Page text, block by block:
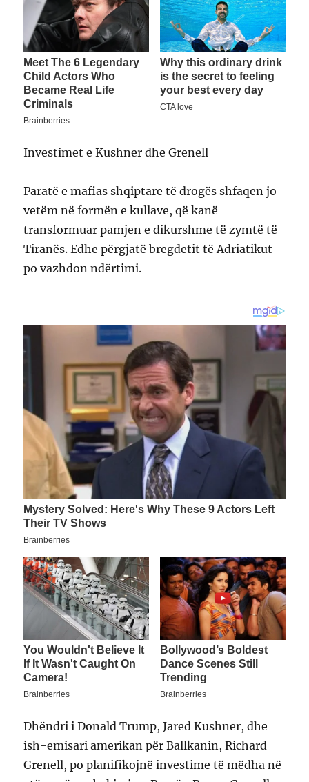
Investimet e Kushner dhe Grenell
Paratë e mafias shqiptare të drogës shfaqen jo
vetëm në formën e kullave, që kanë
transformuar pamjen e dikurshme të zymtë të
Tiranës. Edhe përgjatë bregdetit të Adriatikut
po vazhdon ndërtimi.
Dhëndri i Donald Trump, Jared Kushner, dhe
ish-emisari amerikan për Ballkanin, Richard
Grenell, po planifikojnë investime të mëdha në